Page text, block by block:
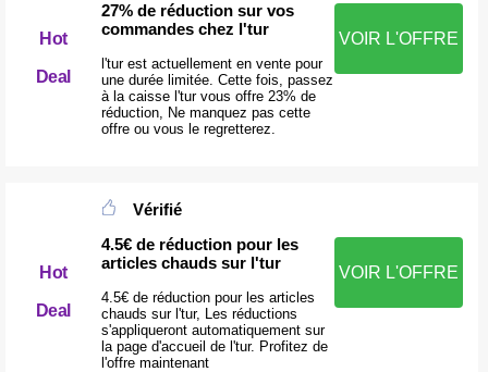
Hot
Deal
27% de réduction sur vos
commandes chez l'tur
l'tur est actuellement en vente pour
une durée limitée. Cette fois, passez
à la caisse l'tur vous offre 23% de
réduction, Ne manquez pas cette
offre ou vous le regretterez.
VOIR L'OFFRE
Hot
Deal
Vérifié
4.5€ de réduction pour les
articles chauds sur l'tur
4.5€ de réduction pour les articles
chauds sur l'tur, Les réductions
s'appliqueront automatiquement sur
la page d'accueil de l'tur. Profitez de
l'offre maintenant
VOIR L'OFFRE